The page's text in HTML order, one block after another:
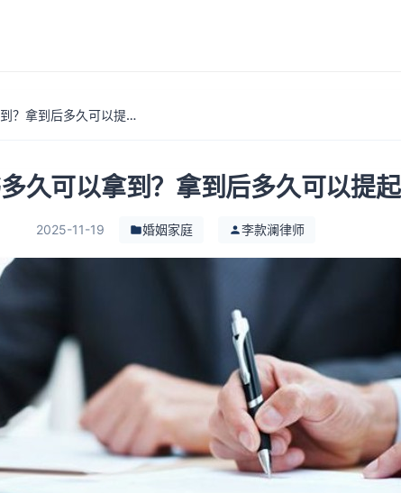
离婚判决书多久可以拿到？拿到后多久可以提起上诉？
久可以拿到？拿到后多久可以提起
2025-11-19 婚姻家庭 李款澜律师